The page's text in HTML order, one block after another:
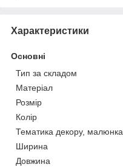
Характеристики
Основні
Тип за складом
Матеріал
Розмір
Колір
Тематика декору, малюнка
Ширина
Довжина